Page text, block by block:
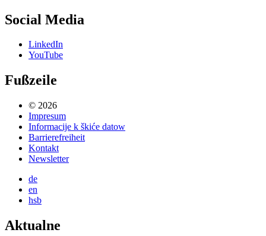
Social Media
LinkedIn
YouTube
Fußzeile
© 2026
Impresum
Informacije k škiće datow
Barrierefreiheit
Kontakt
Newsletter
de
en
hsb
Aktualne